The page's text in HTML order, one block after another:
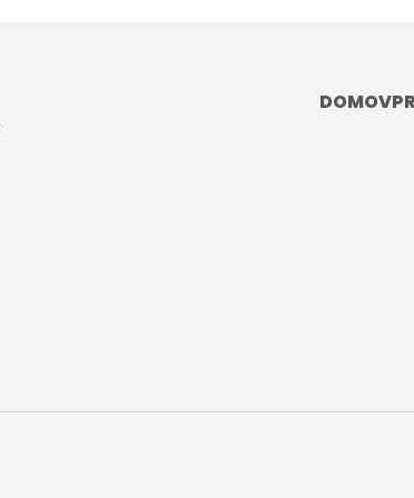
DOMOV